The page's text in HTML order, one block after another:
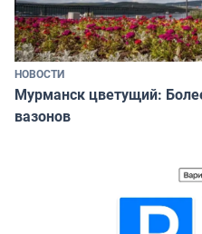
НОВОСТИ
Мурманск цветущий:
вазонов